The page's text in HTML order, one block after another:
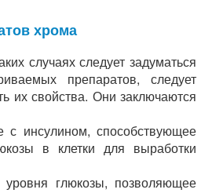
хрома
случаях следует задуматься
препаратов, следует
их свойства. Они заключаются
инсулином, способствующее
в клетки для выработки
глюкозы, позволяющее